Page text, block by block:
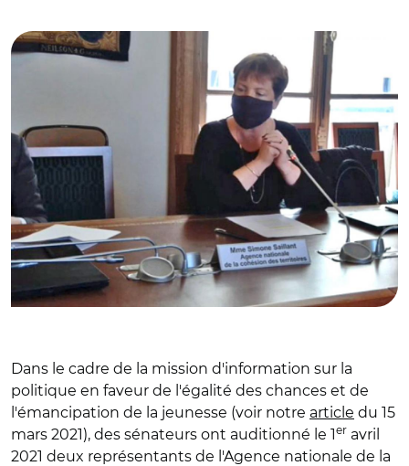
Dans le cadre de la mission d'information sur la
politique en faveur de l'égalité des chances et de
l'émancipation de la jeunesse (voir notre article du 15
mars 2021), des sénateurs ont auditionné le 1er avril
2021 deux représentants de l'Agence nationale de la